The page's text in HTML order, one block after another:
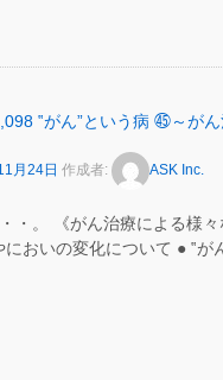
‟がん”という病 ㊺～が
月24日 作成者: ASK Inc.
・。 《がん治療による様
おいの変化について ● ‟が